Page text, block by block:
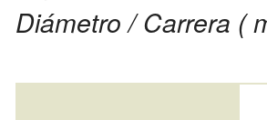
Diámetro / Carrera